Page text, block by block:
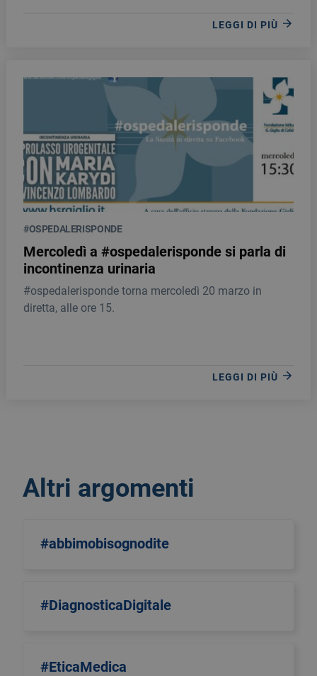
LEGGI DI PIÙ
#OSPEDALERISPONDE
Mercoledì a #ospedalerisponde si parla di
incontinenza urinaria
#ospedalerisponde torna mercoledì 20 marzo in
diretta, alle ore 15.
LEGGI DI PIÙ
Altri argomenti
#abbimobisognodite
#DiagnosticaDigitale
#EticaMedica